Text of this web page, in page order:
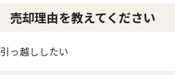
売却理由を教えてください
引っ越ししたい